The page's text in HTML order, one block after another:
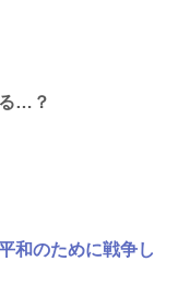
…？
和のために戦争し